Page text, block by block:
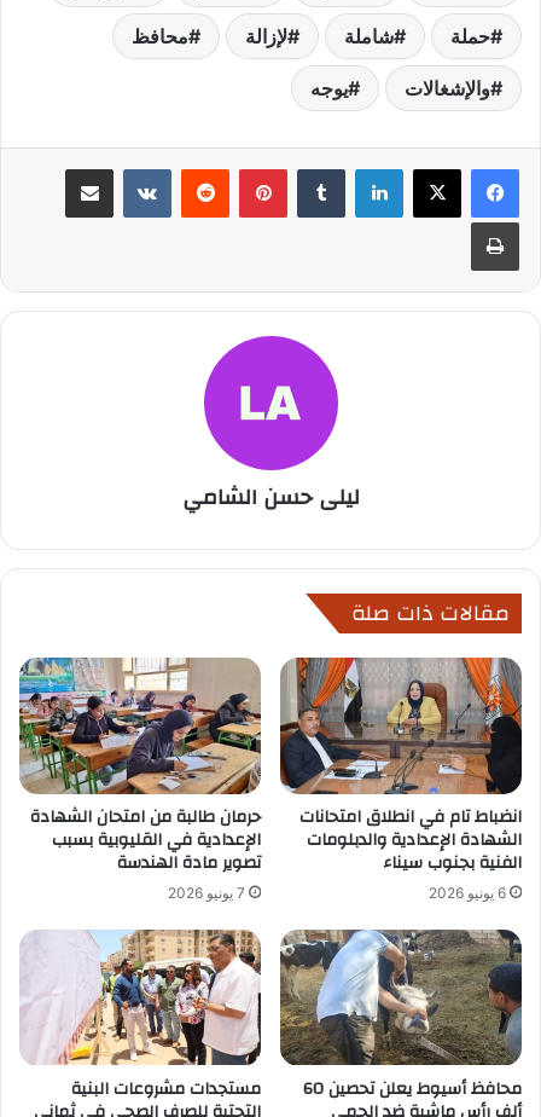
حملة شاملة لإزالة محافظ
والإشغالات يوجه
لينكدإن بينتيريست مشاركة عبر البريد
طباعة
ليلى حسن الشامي
مقالات ذات صلة
انضباط تام في انطلاق امتحانات
الشهادة الإعدادية والدبلومات
الفنية بجنوب سيناء
6 يونيو 2026
حرمان طالبة من امتحان الشهادة
الإعدادية في القليوبية بسبب
تصوير مادة الهندسة
7 يونيو 2026
محافظ أسيوط يعلن تحصين 60 مستجدات مشروعات البنية